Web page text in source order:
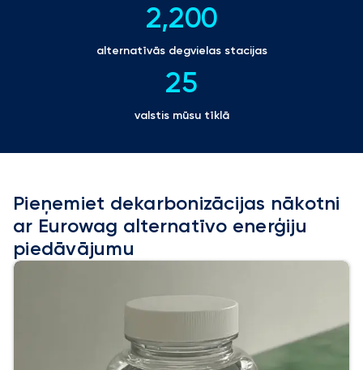
2,200
alternatīvās degvielas stacijas
25
valstis mūsu tīklā
Pieņemiet dekarbonizācijas nākotni
ar Eurowag alternatīvo enerģiju
piedāvājumu